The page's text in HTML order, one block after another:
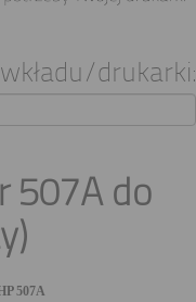
drukarki:
507A do
507A